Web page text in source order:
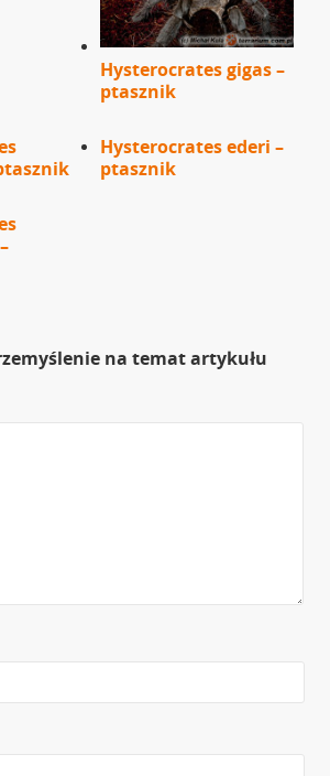
Hysterocrates gigas –
ptasznik
Hysterocrates ederi –
ptasznik
na temat artykułu